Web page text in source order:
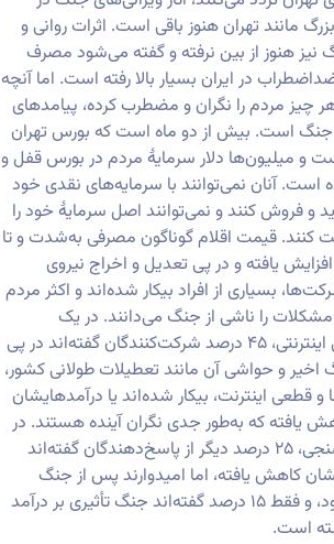
مانند تهران هنوز باقی است. اثرات روانی و
نیز هنوز از بین نرفته و گفته می‌شود مصرف
در ایران بسیار بالا رفته است. اما آنچه
چیز مردم را نگران و مضطرب کرده، پیامدهای
جنگ است. بیش از دو ماه است که بورس تهران
و میلیون‌ها دلار سرمایهٔ مردم در بورس قفل و
است. آنان نمی‌توانند با سرمایه‌های نقدی خود
و فروش کنند و نمی‌توانند اصل سرمایهٔ خود را
کنند. قیمت اقلام گوناگون مصرفی به‌شدت و تا
افزایش یافته و در پی تعدیل و اخراج نیروی
بسیاری از افراد بیکار شده‌اند و اکثر مردم
را ناشی از جنگ می‌دانند. در یک
نظرسنجی اینترنتی، ۴۵ درصد شرکت‌کنندگان گفته‌اند در پی
و حواشی آن مانند تعطیلات طولانی کشور،
قطعی اینترنت، بیکار شده‌اند یا درآمدهایشان
یافته که به‌طور جدی نگران آینده هستند. در
این نظرسنجی، ۲۵ درصد دیگر از پاسخ‌دهندگان گفته‌اند
کاهش یافته، اما امیدوارند پس از جنگ
جبران شود، و فقط ۱۵ درصد گفته‌اند جنگ تأثیری بر درآمد
است.